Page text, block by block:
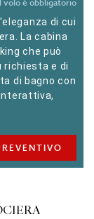
Il volo è obbligatorio
di cui
La cabina
che può
e di
di bagno con